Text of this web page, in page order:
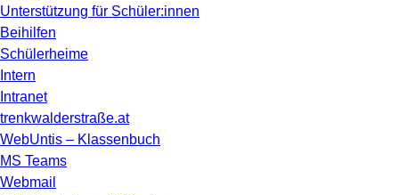
Unterstützung für Schüler:innen
Beihilfen
Schülerheime
Intern
Intranet
trenkwalderstraße.at
WebUntis – Klassenbuch
MS Teams
Webmail